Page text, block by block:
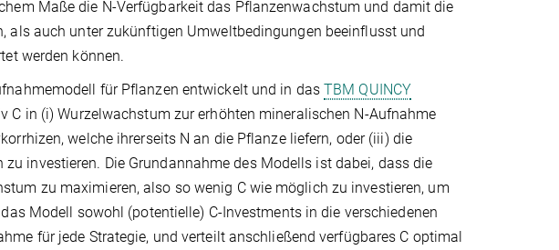
Maße die N-Verfügbarkeit das Pflanzenwachstum und damit die
als auch unter zukünftigen Umweltbedingungen beeinflusst und
werden können.
für Pflanzen entwickelt und in das TBM QUINCY
C in (i) Wurzelwachstum zur erhöhten mineralischen N-Aufnahme
welche ihrerseits N an die Pflanze liefern, oder (iii) die
investieren. Die Grundannahme des Modells ist dabei, dass die
zu maximieren, also so wenig C wie möglich zu investieren, um
Modell sowohl (potentielle) C-Investments in die verschiedenen
für jede Strategie, und verteilt anschließend verfügbares C optimal